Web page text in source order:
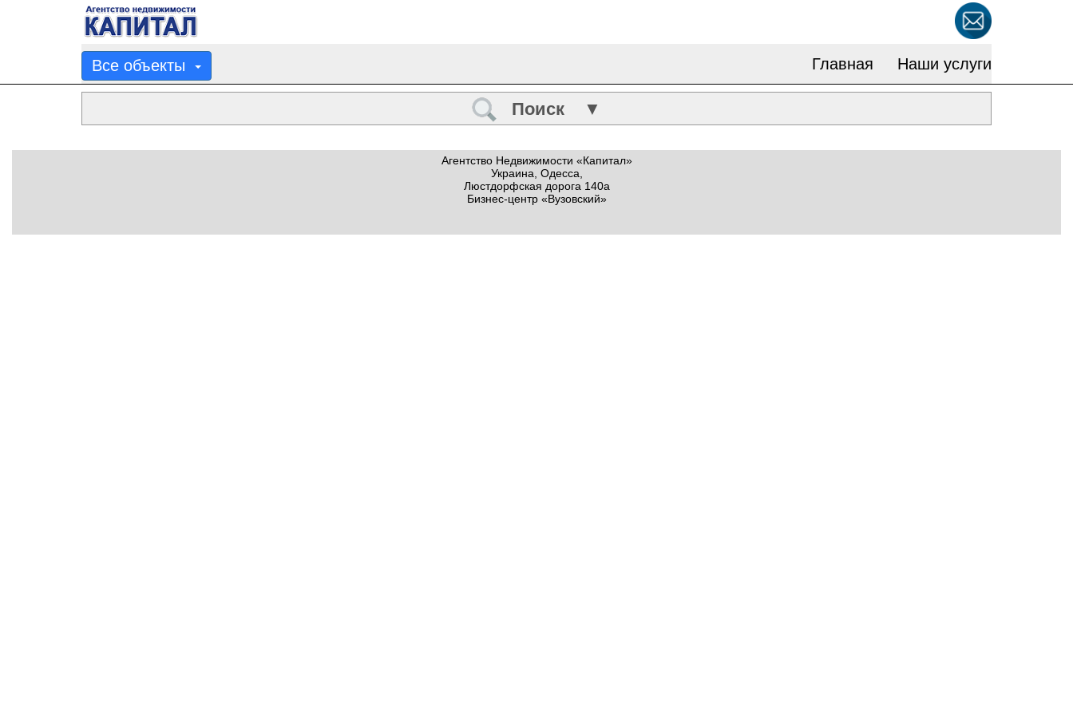
Все объекты Главная Наши услуги
Поиск ▼
Агентство Недвижимости «Капитал»
Украина, Одесса,
Люстдорфская дорога 140а
Бизнес-центр «Вузовский»